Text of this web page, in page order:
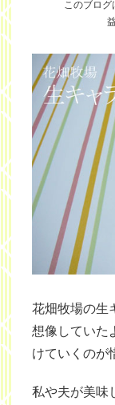
このブロ
花畑牧場の生
想像していた
けていくのが
私や夫が美味